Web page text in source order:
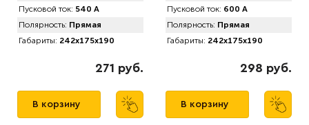
Пусковой ток: 540 А
Полярность: Прямая
Габариты: 242x175x190
271 руб.
В корзину
Пусковой ток: 600 А
Полярность: Прямая
Габариты: 242x175x190
298 руб.
В корзину